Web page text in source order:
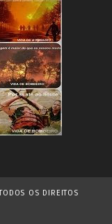
OS DIREITOS